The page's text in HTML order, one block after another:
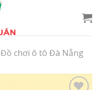
Đồ chơi ô tô Đà Nẵng